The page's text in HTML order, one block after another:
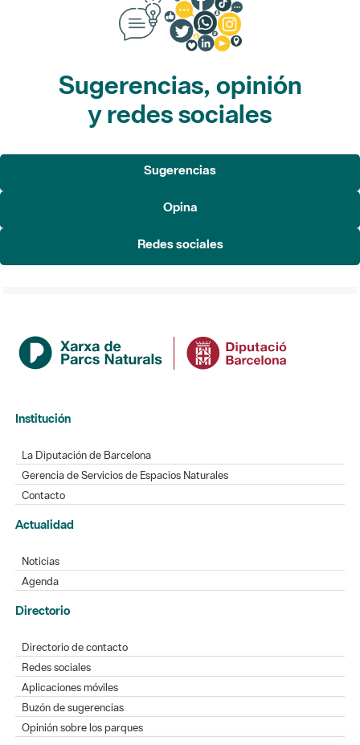
Sugerencias, opinión
y redes sociales
Sugerencias
Opina
Redes sociales
Institución
La Diputación de Barcelona
Gerencia de Servicios de Espacios Naturales
Contacto
Actualidad
Noticias
Agenda
Directorio
Directorio de contacto
Redes sociales
Aplicaciones móviles
Buzón de sugerencias
Opinión sobre los parques